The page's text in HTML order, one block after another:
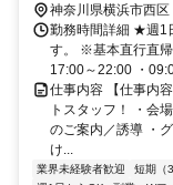
神奈川県横浜市西区
勤務時間詳細 ★週1
す。 ※基本直行直帰
17:00～22:00 ・
仕事内容 【仕事内
トスタッフ！ ・会
のご案内／誘導 ・
け...
業界未経験者歓迎 短期（